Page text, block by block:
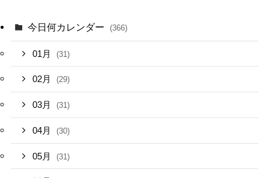
今日何カレンダー (366)
01月 (31)
02月 (29)
03月 (31)
04月 (30)
05月 (31)